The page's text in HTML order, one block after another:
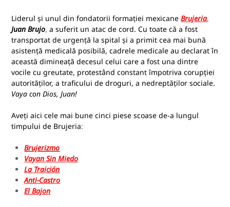
Liderul și unul din fondatorii formației mexicane Brujeria,
Juan Brujo,a suferit un atac de cord. Cu toate că a fost
transportat de urgență la spital și a primit cea mai bună
asistență medicală posibilă, cadrele medicale au declarat în
această dimineață decesul celui care a fost una dintre
vocile cu greutate, protestând constant împotriva corupției
autorităților, a traficului de droguri, a nedreptăților sociale.
Vaya con Dios, Juan!
Aveți aici cele mai bune cinci piese scoase de-a lungul
timpului de Brujeria:
Brujerizmo
Vayan Sin Miedo
La Traición
Anti-Castro
El Bajon